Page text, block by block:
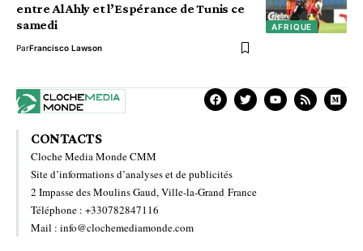
AFRIQUE
entre Al Ahly et l’Espérance de Tunis ce
samedi
ParFrancisco Lawson
CONTACTS
Cloche Media Monde CMM
Site d’informations d’analyses et de publicités
2 Impasse des Moulins Gaud, Ville-la-Grand France
Téléphone : +330782847116
Mail : info@clochemediamonde.com